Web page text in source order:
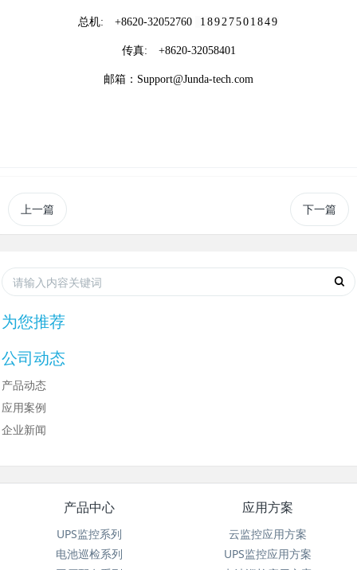
总机: +8620-32052760 18927501849
传真: +8620-32058401
邮箱：Support@Junda-tech.com
上一篇 下一篇
为您推荐
公司动态
产品动态
应用案例
企业新闻
产品中心
UPS监控系列
电池巡检系列
应用方案
云监控应用方案
UPS监控应用方案